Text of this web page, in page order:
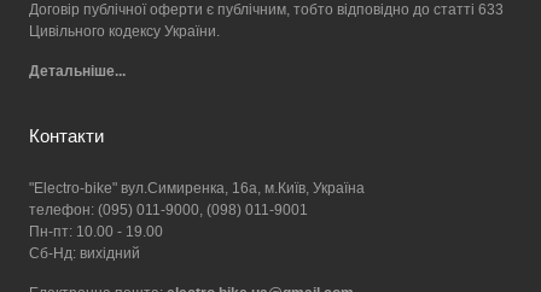
Договір публічної оферти є публічним, тобто відповідно до статті 633
Цивільного кодексу України.
Детальніше...
Контакти
"Electro-bike" вул.Симиренка, 16а, м.Київ, Україна
телефон: (095) 011-9000, (098) 011-9001
Пн-пт: 10.00 - 19.00
Сб-Нд: вихідний